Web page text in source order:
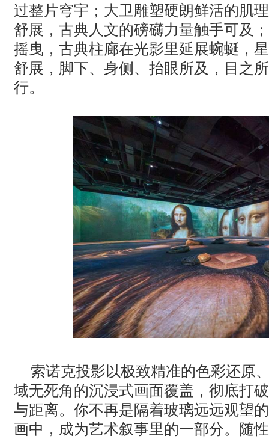
过整片穹宇；大卫雕塑硬朗鲜活的肌
舒展，古典人文的磅礴力量触手可及
摇曳，古典柱廊在光影里延展蜿蜒，
舒展，脚下、身侧、抬眼所及，目之
行。
索诺克投影以极致精准的色彩还原
域无死角的沉浸式画面覆盖，彻底打
与距离。你不再是隔着玻璃远远观望
画中，成为艺术叙事里的一部分。随